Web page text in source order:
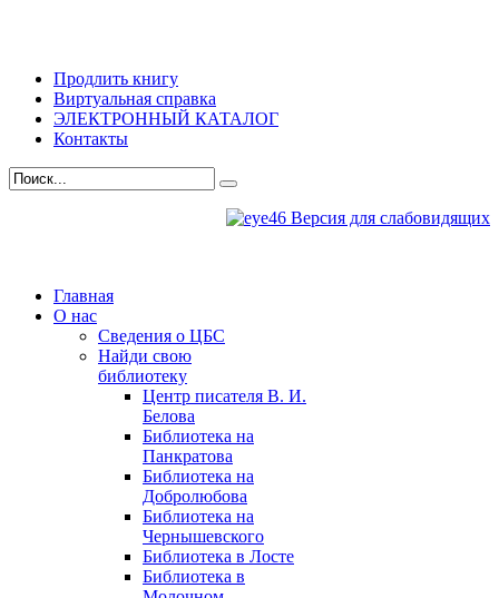
Продлить книгу
Виртуальная справка
ЭЛЕКТРОННЫЙ КАТАЛОГ
Контакты
Версия для слабовидящих
Главная
О нас
Сведения о ЦБС
Найди свою
библиотеку
Центр писателя В. И.
Белова
Библиотека на
Панкратова
Библиотека на
Добролюбова
Библиотека на
Чернышевского
Библиотека в Лосте
Библиотека в